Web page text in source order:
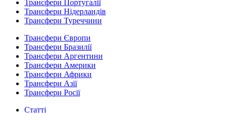
Трансфери Португалії
Трансфери Нідерландів
Трансфери Туреччини
Трансфери Європи
Трансфери Бразилії
Трансфери Аргентини
Трансфери Америки
Трансфери Африки
Трансфери Азії
Трансфери Росії
Статті